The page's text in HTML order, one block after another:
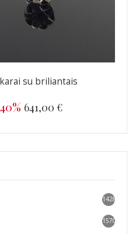
su briliantais
641,00 €
1428
1570